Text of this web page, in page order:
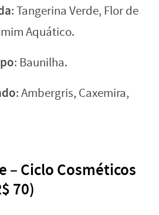
: Tangerina Verde, Flor de
Aquático.
: Baunilha.
: Ambergris, Caxemira,
– Ciclo Cosméticos
70)